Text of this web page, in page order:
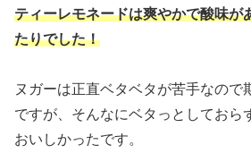
ティーレモネードは爽やかで酸味が
たりでした！
ヌガーは正直ベタベタが苦手なので
ですが、そんなにベタっとしておら
おいしかったです。